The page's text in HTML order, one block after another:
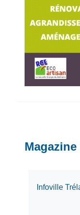
Infoville